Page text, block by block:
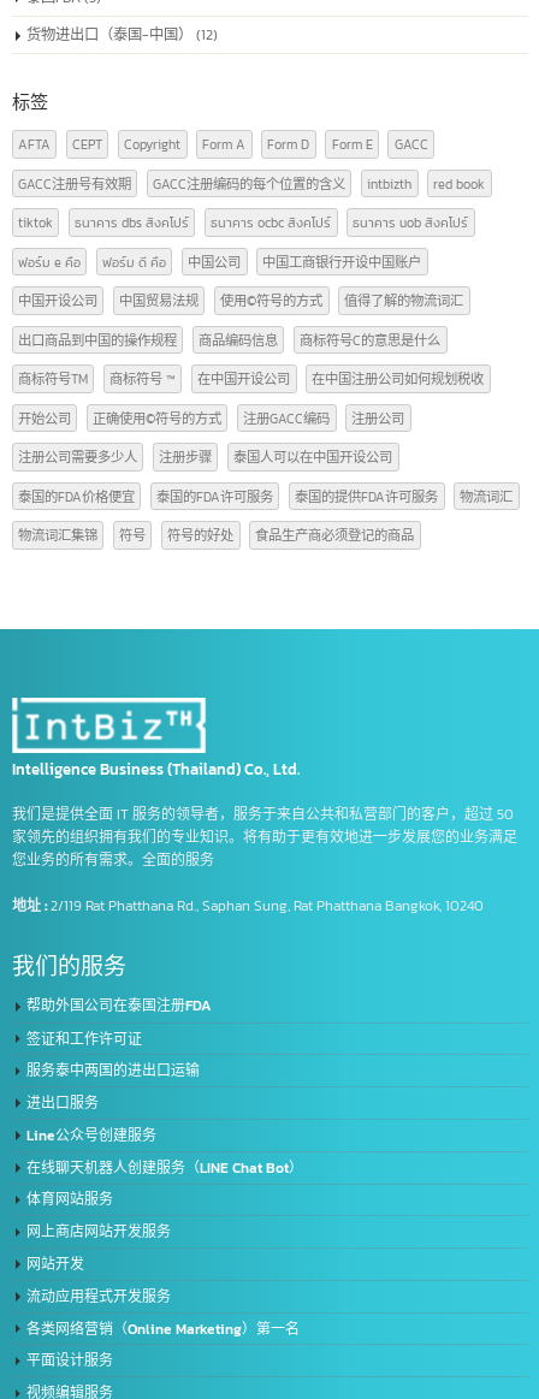
หมวดหมู่บทความ
广告牌照知识(2)
文章(29)
泰国FDA(3)
货物进出口（泰国-中国）(12)
标签
AFTA CEPT Copyright Form A Form D Form E
GACC
GACC注册号有效期
GACC注册编码的每个位置的含义 intbizth
tiktok ธนาคาร dbs สิงคโปร์ ธนาคาร ocbc สิงคโปร์ ธนาคาร uob สิงคโปร์
ฟอร์ม e คือ ฟอร์ม ดี คือ 中国公司
中国工商银行开设中国账户
中国开设公司
中国贸易法规 使用©符号的方式
值得了解的物流词汇
注册公司需要多少人
注册步骤
泰国的FDA价格便宜
物流词汇集锦
符号 符号的好处 食品生产商必须登记的商品
Intelligence Business (Thailand) Co., Ltd.
我们是提供全面 IT 服务的领导者，服务于来自公共和私营部门的客户，超过 50
家领先的组织拥有我们的专业知识。将有助于更有效地进一步发展您的业务满
您业务的所有需求。全面的服务
地址 :2/119 Rat Phatthana Rd., Saphan Sung, Rat Phatthana Bangkok, 10240
我们的服务
帮助外国公司在泰国注册FDA
签证和工作许可证
服务泰中两国的进出口运输
进出口服务